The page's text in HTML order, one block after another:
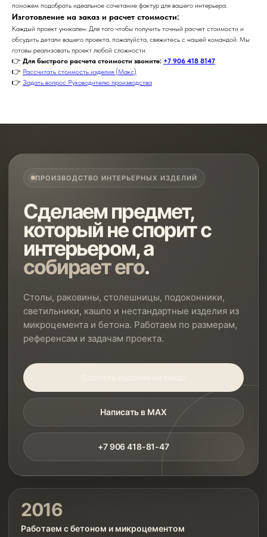
поможем подобрать идеальное сочетание фактур для вашего интерьера.
Изготовление на заказ и расчет стоимости:
Каждый проект уникален. Для того чтобы получить точный расчет стоимости и
обсудить детали вашего проекта, пожалуйста, свяжитесь с нашей командой. Мы
готовы реализовать проект любой сложности.
👉 Для быстрого расчета стоимости звоните: +7 906 418 8147
👉 Рассчитать стоимость изделия (Макс)
👉 Задать вопрос Руководителю производства
ПРОИЗВОДСТВО ИНТЕРЬЕРНЫХ ИЗДЕЛИЙ
Сделаем предмет,
который не спорит с
интерьером, а
собирает его.
Столы, раковины, столешницы, подоконники,
светильники, кашпо и нестандартные изделия из
микроцемента и бетона. Работаем по размерам,
референсам и задачам проекта.
Написать в MAX
+7 906 418-81-47
2016
Работаем с бетоном и микроцементом